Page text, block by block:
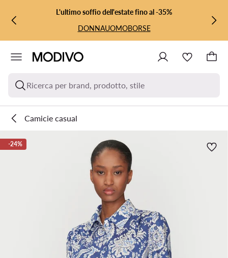
VAI AL CONTENUTO PRINCIPALE
VAI ALLA RICERCAL'ultimo soffio dell'estate fino al -35%
DONNAUOMOBORSE
Ricerca per brand, prodotto, stile
Camicie casual
-24%